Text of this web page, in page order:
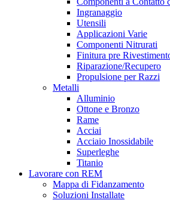
Ingranaggio
Utensili
Applicazioni Varie
Componenti Nitrurati
Finitura pre
Riparazione/Recupero
Propulsione per Razzi
Metalli
Alluminio
Ottone e Bronzo
Rame
Acciai
Acciaio Inossidabile
Superleghe
Titanio
Lavorare con REM
Mappa di Fidanzamento
Soluzioni Installate